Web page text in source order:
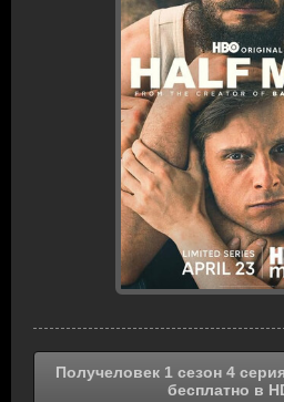
Получеловек 1 сезон 4
бесплатно в